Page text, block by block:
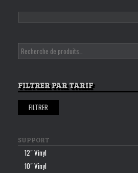
FILTRER PAR TARIF
FILTRER
SUPPORT
12″ Vinyl
10″ Vinyl